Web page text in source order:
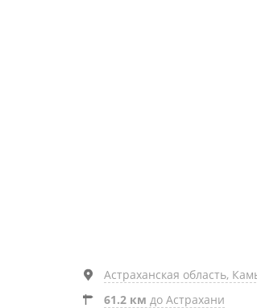
Астраханская область,
61.2 км до Астрахани